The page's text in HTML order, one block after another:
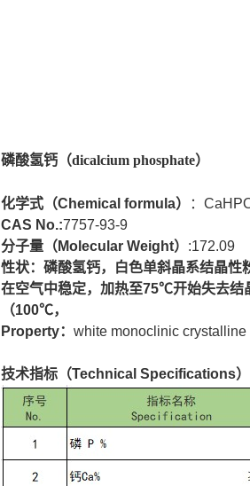
磷酸氢钙（dicalcium phosphate）
化学式（Chemical formula）
：
CAS No.:7757-93-9
分子量 （Molecular Weight） :172.09
性状：磷酸氢钙，白色单斜晶系结晶性
在空气中稳定，加热至75℃开始失去结
（100℃，
Property： white monoclinic
技术指标（Technical Specifications）